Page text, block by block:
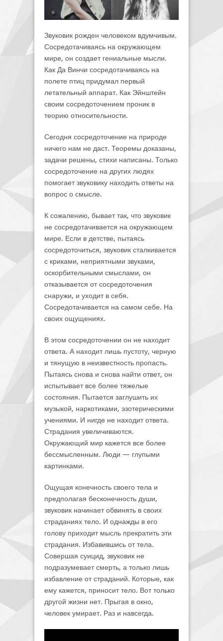
Звуковик рожден человеком вдумчивым.
Сосредотачиваясь на окружающем
мире, он создает гениальные мысли.
Как Да Винчи сосредотачиваясь на
полете птиц придумал первый
летательный аппарат. Как Эйнштейн
своим сосредоточением проник в
теорию относительности.
Сегодня сосредоточение на природе
ничего нам не даст. Теоремы доказаны,
задачи решены, стихи написаны. Только
сосредоточение на других людях
помогает звуковику находить ответы на
вопрос о смысле.
К сожалению, бывает так, что звуковик
не сосредотачивается на окружающем
мире. Если в детстве, пытаясь
сосредоточиться, звуковик сталкивается
с криками, неприятными звуками,
оскорбительными смыслами, он
отказывается от сосредоточения
снаружи, и уходит в себя.
Сосредотачивается на самом себе. На
своих ощущениях.
В этом сосредоточении он не находит
ответа. А находит лишь пустоту, черную
и тянущую в неизвестность пропасть.
Пытаясь снова и снова найти ответ, он
испытывает все более тяжелые
состояния. Пытается заглушить их
музыкой, наркотиками, эзотерическими
учениями. И нигде не находит ответа.
Страдания увеличиваются.
Окружающий мир кажется все более
бессмысленным. Люди — глупыми
картинками.
Ощущая конечность своего тела и
предполагая бесконечность души,
звуковик начинает обвинять в своих
страданиях тело. И однажды в его
голову приходит мысль прекратить эти
страдания. Избавившись от тела.
Совершая суицид, звуковик не
подразумевает смерть, а только лишь
избавление от страданий. Которые, как
ему кажется, приносит тело. Вот только
другой жизни нет. Прыгая в окно,
человек умирает. Раз и навсегда.